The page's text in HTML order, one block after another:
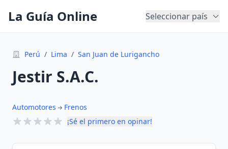
La Guía Online Seleccionar país
Perú / Lima / San Juan de Lurigancho
Jestir S.A.C.
Automotores
Frenos
¡Sé el primero en opinar!